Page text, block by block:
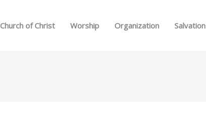
Church of Christ Worship Organization Salvation